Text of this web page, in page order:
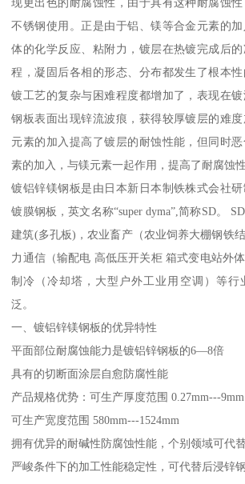
不锈钢使用。正是由于铝、镁等合金元素的
体的化学反应、粘附力，镀层在热镀完成后
程，凝固后各相的形态、分布都发生了根本
镀工艺的复杂与困难程度都增加了，表现在
钢板表面出现锌流波痕，获得较厚镀层的难
元素的加入提高了镀层的耐蚀性能，但同时
素的加入，与镁元素一起作用，提高了耐腐蚀
镀铝锌镁钢板是由日本新日本制铁株式会社
镀膜钢板，英文名称“super dyma”,简称SD。
建筑(多孔板)，农业畜产（农业饲养大棚钢铁
力通信（输配电 高低压开关柜 箱式变电站外
制冷（冷却塔，大型户外工业用空调）等行
泛。
一、镀铝锌镁钢板的优异特性
平面部位耐腐蚀能力是镀铝锌钢板的6—8倍
具有的切断面涂层自愈防腐性能
产品规格优势：可生产厚度范围 0.27mm---9mm
可生产宽度范围 580mm---1524mm
拥有优异的耐碱性防腐蚀性能，个别领域可代
严峻条件下的加工性能稳定性，可代替后浸锌